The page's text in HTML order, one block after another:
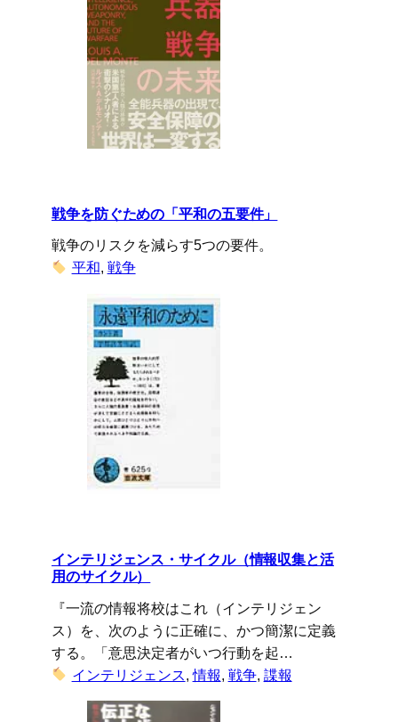
戦争を防ぐための「平和の五要件」
戦争のリスクを減らす5つの要件。
平和, 戦争
インテリジェンス・サイクル（情報収集と活
用のサイクル）
『一流の情報将校はこれ（インテリジェン
ス）を、次のように正確に、かつ簡潔に定義
する。「意思決定者がいつ行動を起…
インテリジェンス , 情報 戦争, 諜報